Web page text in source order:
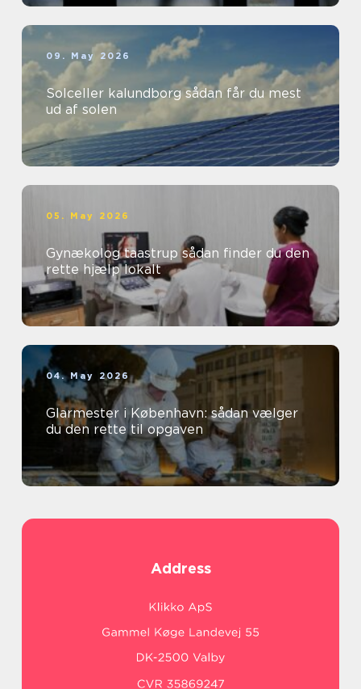
09. May 2026
Solceller kalundborg sådan får du mest
ud af solen
05. May 2026
Gynækolog taastrup sådan finder du den
rette hjælp lokalt
04. May 2026
Glarmester i København: sådan vælger
du den rette til opgaven
Address